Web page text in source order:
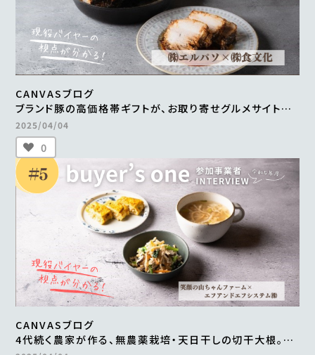
CANVASブログ
ブランド豚の高価格帯ギフトが、お取り寄せグルメサイトに
掲載。
継続的な販売や新商品の開発も進行中
＜from buyer’s one＞
2025/04/04
0
CANVASブログ
4代続く農家が作る、無農薬栽培・天日干しの切干大根。